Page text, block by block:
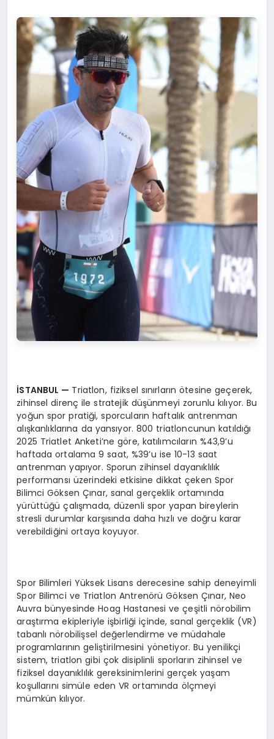
İSTANBUL — Triatlon, fiziksel sınırların ötesine geçerek,
zihinsel direnç ile stratejik düşünmeyi zorunlu kılıyor. Bu
yoğun spor pratiği, sporcuların haftalık antrenman
alışkanlıklarına da yansıyor. 800 triatloncunun katıldığı
2025 Triatlet Anketi’ne göre, katılımcıların %43,9’u
haftada ortalama 9 saat, %39’u ise 10-13 saat
antrenman yapıyor. Sporun zihinsel dayanıklılık
performansı üzerindeki etkisine dikkat çeken Spor
Bilimci Göksen Çınar, sanal gerçeklik ortamında
yürüttüğü çalışmada, düzenli spor yapan bireylerin
stresli durumlar karşısında daha hızlı ve doğru karar
verebildiğini ortaya koyuyor.
Spor Bilimleri Yüksek Lisans derecesine sahip deneyimli
Spor Bilimci ve Triatlon Antrenörü Göksen Çınar, Neo
Auvra bünyesinde Hoag Hastanesi ve çeşitli nörobilim
araştırma ekipleriyle işbirliği içinde, sanal gerçeklik (VR)
tabanlı nörobilişsel değerlendirme ve müdahale
programlarının geliştirilmesini yönetiyor. Bu yenilikçi
sistem, triatlon gibi çok disiplinli sporların zihinsel ve
fiziksel dayanıklılık gereksinimlerini gerçek yaşam
koşullarını simüle eden VR ortamında ölçmeyi
mümkün kılıyor.